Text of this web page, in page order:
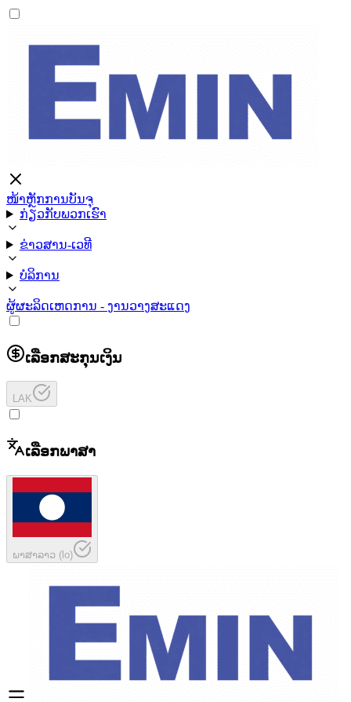
ໜ້າຫຼັກການບັນຈຸ
ກ່ຽວກັບພວກເຮົາ
ຂ່າວສານ-ເວທີ
ບໍລິການ
ຜູ້ຜະລິດເຫດການ - ງານວາງສະແດງ
ເລືອກສະກຸນເງິນ
LAK
ເລືອກພາສາ
ພາສາລາວ (lo)